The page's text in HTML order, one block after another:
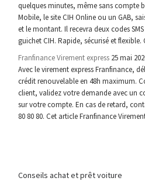
quelques minutes, même sans compte
Mobile, le site CIH Online ou un GAB,
et le montant. Il recevra deux codes
guichet CIH. Rapide, sécurisé et
Franfinance Virement express 25 mai
Avec le virement express Franfinance,
crédit renouvelable en 48h maximum.
client, validez votre demande avec un
sur votre compte. En cas de retard,
80 80 80. Cet article Franfinance
Conseils achat et prêt voiture